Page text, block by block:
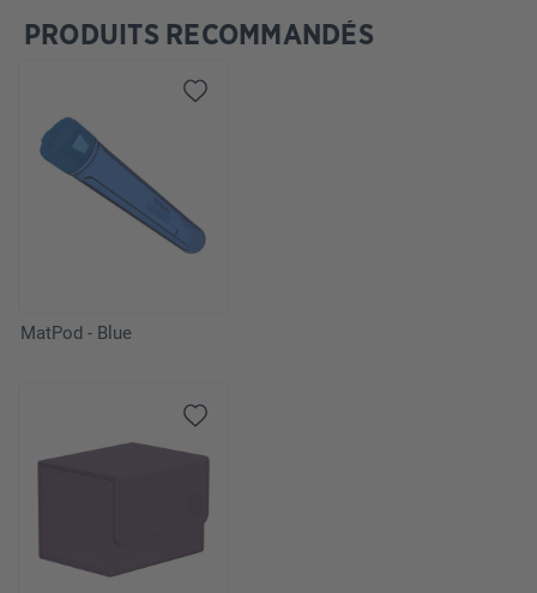
Ignorer la galerie de produits
PRODUITS RECOMMANDÉS
MatPod - Blue